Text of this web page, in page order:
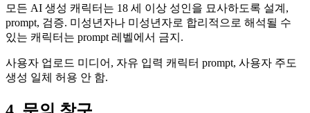
모든 AI 생성 캐릭터는 18 세 이상 성인을 묘사하도록 설계,
prompt, 검증. 미성년자나 미성년자로 합리적으로 해석될 수
있는 캐릭터는 prompt 레벨에서 금지.
사용자 업로드 미디어, 자유 입력 캐릭터 prompt, 사용자 주도
생성 일체 허용 안 함.